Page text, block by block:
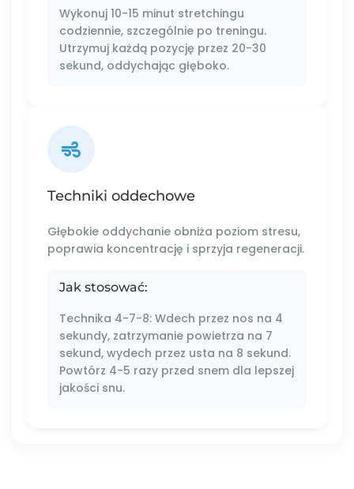
Wykonuj 10-15 minut stretchingu
codziennie, szczególnie po treningu.
Utrzymuj każdą pozycję przez 20-30
sekund, oddychając głęboko.
Techniki oddechowe
Głębokie oddychanie obniża poziom stresu,
poprawia koncentrację i sprzyja regeneracji.
Jak stosować:
Technika 4-7-8: Wdech przez nos na 4
sekundy, zatrzymanie powietrza na 7
sekund, wydech przez usta na 8 sekund.
Powtórz 4-5 razy przed snem dla lepszej
jakości snu.